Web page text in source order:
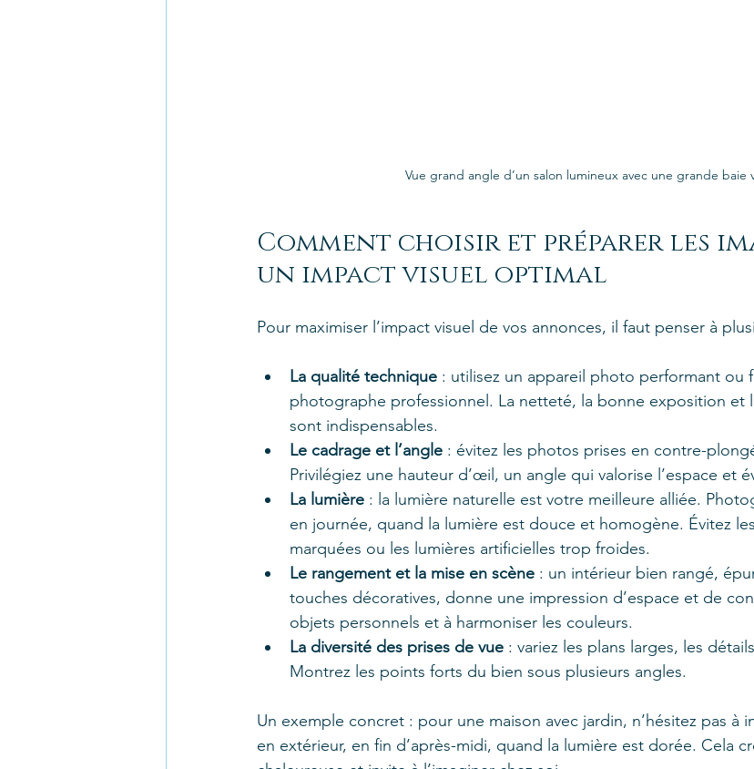
Vue grand angle d’un salon lumineux avec une grande baie
Comment choisir et préparer les
un impact visuel optimal
Pour maximiser l’impact visuel de vos annonces, il faut penser à
La qualité technique : utilisez un appareil photo performant ou
photographe professionnel. La netteté, la bonne exposition et
sont indispensables.
Le cadrage et l’angle : évitez les photos prises en contre-
Privilégiez une hauteur d’œil, un angle qui valorise l’espace et
La lumière : la lumière naturelle est votre meilleure alliée.
en journée, quand la lumière est douce et homogène. Évitez
marquées ou les lumières artificielles trop froides.
Le rangement et la mise en scène : un intérieur bien rangé,
touches décoratives, donne une impression d’espace et de
objets personnels et à harmoniser les couleurs.
La diversité des prises de vue : variez les plans larges, les
Montrez les points forts du bien sous plusieurs angles.
Un exemple concret : pour une maison avec jardin, n’hésitez pas à
en extérieur, en fin d’après-midi, quand la lumière est dorée. Cela